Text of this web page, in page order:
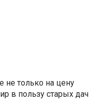
только на цену
в пользу старых дач